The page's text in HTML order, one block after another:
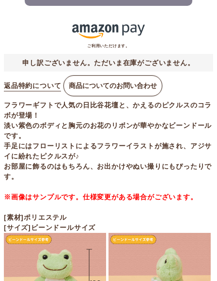
ご利用いただけます。
申し訳ございません。ただいま在庫がございません。
返品特約について 商品についてのお問い合わせ
フラワーギフトで人気の日比谷花壇と、かえるのピクルスのコラ
ボが登場！
淡い紫色のボディと胸元のお花のリボンが華やかなビーンドール
です。
手足にはフローリストによるフラワーイラストが施され、アジサ
イに紛れたピクルスが♪
お部屋に飾るのはもちろん、お出かけやぬい撮りにもぴったりで
す。
※画像はサンプルです。仕様変更がある場合がございます。
[素材]ポリエステル
[サイズ]ビーンドールサイズ